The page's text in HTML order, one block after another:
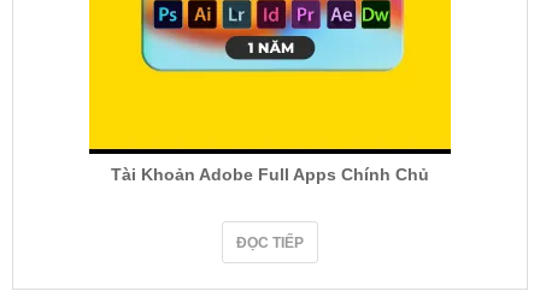
Tài Khoản Adobe Full Apps Chính Chủ
ĐỌC TIẾP